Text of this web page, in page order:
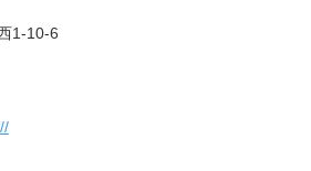
1-10-6